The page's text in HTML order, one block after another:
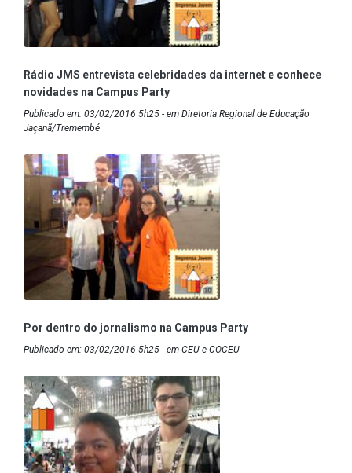
Rádio JMS entrevista celebridades da internet e conhece
novidades na Campus Party
Publicado em: 03/02/2016 5h25 - em Diretoria Regional de Educação
Jaçanã/Tremembé
Por dentro do jornalismo na Campus Party
Publicado em: 03/02/2016 5h25 - em CEU e COCEU